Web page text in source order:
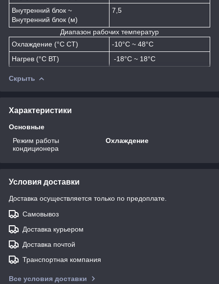
Внутренний блок ~
Внутренний блок (м)
7,5
Диапазон рабочих температур
Охлаждение (°C СТ)
-10°C ~ 48°C
Нагрев (°C ВТ)
-18°C ~ 18°C
Скрыть
Характеристики
Основные
Режим работы
кондиционера
Охлаждение
Условия доставки
Доставка осуществляется только по предоплате.
Самовывоз
Доставка курьером
Доставка почтой
Транспортная компания
Все условия доставки